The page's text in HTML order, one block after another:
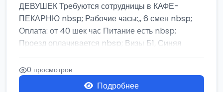
ДЕВУШЕК Требуются сотрудницы в КАФЕ-
ПЕКАРНЮ nbsp; Рабочие часы:,, 6 смен nbsp;
Оплата: от 40 шек час Питание есть nbsp;
Проезд оплачивается nbsp; Визы Б1, Синяя
бумага,...
0 просмотров
Подробнее